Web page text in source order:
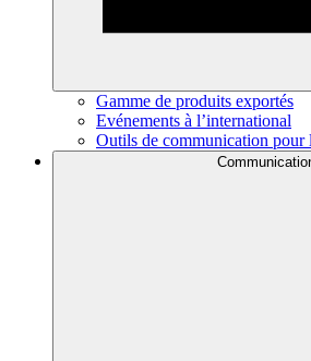
Gamme de produits exportés
Evénements à l’international
Outils de communication pour